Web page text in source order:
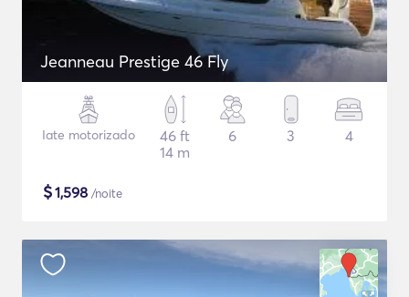
Jeanneau Prestige 46 Fly
Iate motorizado
46 ft
14 m
6 3 4
$1,598 /noite